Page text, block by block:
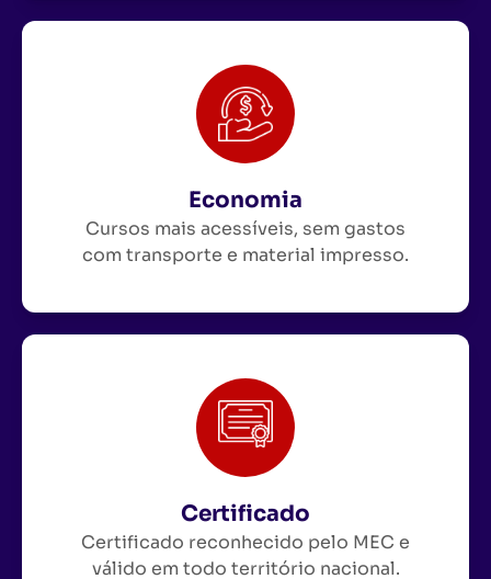
Economia
Cursos mais acessíveis, sem gastos
com transporte e material impresso.
Certificado
Certificado reconhecido pelo MEC e
válido em todo território nacional.